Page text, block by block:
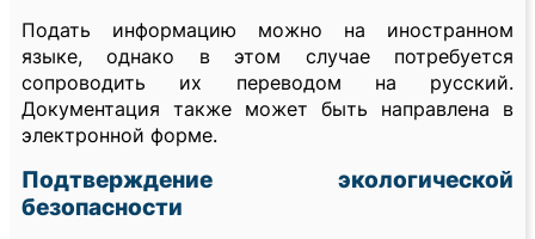
Подать информацию можно на иностранном
языке, однако в этом случае потребуется
сопроводить их переводом на русский.
Документация также может быть направлена в
электронной форме.
Подтверждение экологической
безопасности